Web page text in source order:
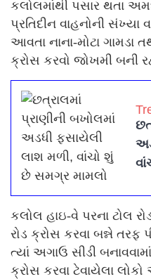
કલોલમાંથી પસાર થતા
પ્રતિદીન વાહનોની સંખ્યા
આવતા નાના-મોટા ગામડા
ક્રોસ કરવો જોખમી બની
કલોલ હાઇ-વે પરના ટોલ
રોડ ક્રોસ કરવા બન્ને
ત્યાં અગાઉ સીડી
ક્રોસ કરવા ટેવાયેલા